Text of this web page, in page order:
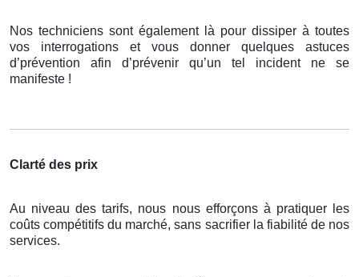
Nos techniciens sont également là pour dissiper à toutes
vos interrogations et vous donner quelques astuces
d’prévention afin d’prévenir qu’un tel incident ne se
manifeste !
Clarté des prix
Au niveau des tarifs, nous nous efforçons à pratiquer les
coûts compétitifs du marché, sans sacrifier la fiabilité de nos
services.